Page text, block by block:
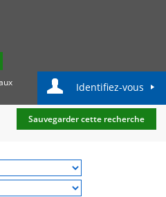
Identifiez-vous
Sauvegarder cette recherche